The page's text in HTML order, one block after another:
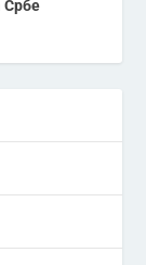
Србе